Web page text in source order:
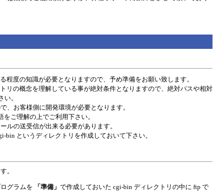
程度の知識が必要となりますので、予め準備をお願い致します。
リの概念を理解している事が絶対条件となりますので、絶対パスや相対
い。
、お客様側に開発環境が必要となります。
ご理解の上でご利用下さい。
ルの送受信が出来る必要があります。
bin というディレクトリを作成しておいて下さい。
。
グラムを 「準備」 で作成しておいた cgi-bin ディレクトリの中に ftp で